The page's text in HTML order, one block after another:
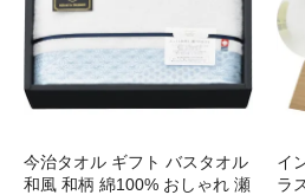
今治タオル ギフト バスタオル
和風 和柄 綿100% おしゃれ 瀬
イ
ラ